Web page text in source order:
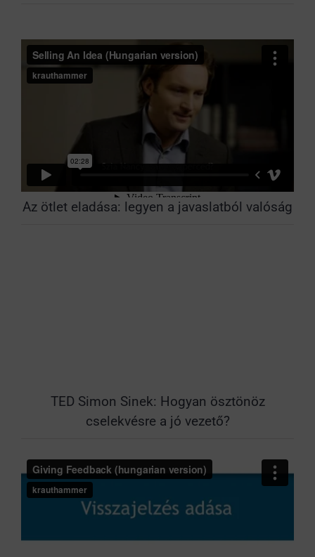
Az ötlet eladása: legyen a javaslatból valóság
TED Simon Sinek: Hogyan ösztönöz
cselekvésre a jó vezető?